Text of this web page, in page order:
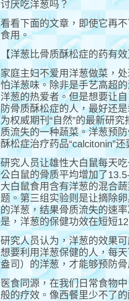
讨厌吃洋葱吗？
看看下面的文章，即使它再
食用。
【洋葱比骨质酥松症的药有
家庭主妇不爱用洋葱做菜，
怕洋葱味。除非是手艺高超
洋葱的热爱者。但是想要让
防骨质酥松症的人，最好还
为权威期刊“自然”的最新研
质流失的一种蔬菜。洋葱预
酥松症治疗药品“calcitonin”还
研究人员让雄性大白鼠每天
公白鼠的骨质平均增加了
大白鼠食用含有洋葱的混合
题。第三组实验则是让摘除
的洋葱，结果骨质流失的速
是，洋葱的保健功效在短短
研究人员认为，洋葱的效果
想要利用洋葱保健的人，每
盎司）的洋葱，才能够预防
医食同源，在我们日常食物
般的疗效。像西餐里少不了